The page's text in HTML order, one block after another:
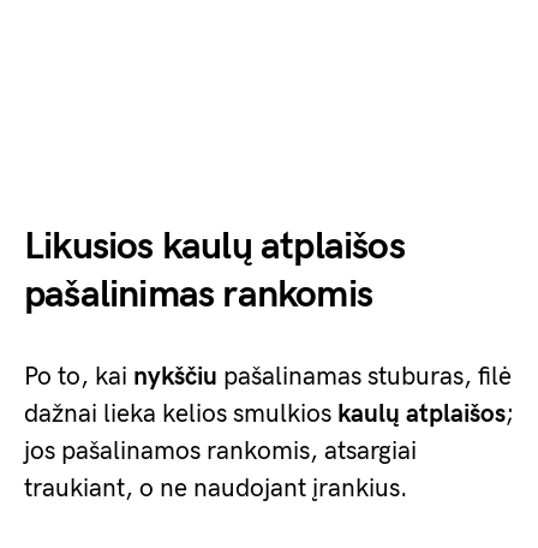
Likusios kaulų atplaišos
pašalinimas rankomis
Po to, kai nykščiu pašalinamas stuburas, filė
dažnai lieka kelios smulkios kaulų atplaišos;
jos pašalinamos rankomis, atsargiai
traukiant, o ne naudojant įrankius.